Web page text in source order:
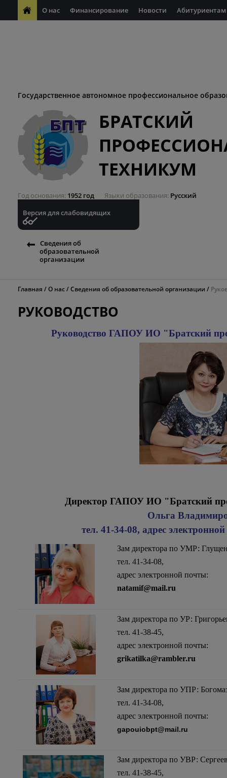
О нас Финансирование Новости Абитуриентам
Государственное автономное профессиональное
БРАТСКИЙ
ТЕХНИКУМ
Год основания 1952 год Языки образования Русский
Версия для слабовидящих
Сведения об
образовательной
организации
Главная О нас Сведения об образовательной организации
РУКОВОДСТВО
Руководство ГАПОУ ИО "Братский
Директор ГАПОУ ИО "Братский
Ольга
тел. 41-34-08, адрес
Зам директора по УМР:
тел. 41-34-08,
адрес электронной почты:
natamif@mail.ru
Зам директора по УР:
тел. 41-38-45,
адрес электронной почты:
grikatilka@rambler.ru
Зам директора по УПР:
тел. 41-34-08,
адрес электронной почты:
gapouiobpt@mail.ru
Зам директора по УВР:
тел. 41-38-45,